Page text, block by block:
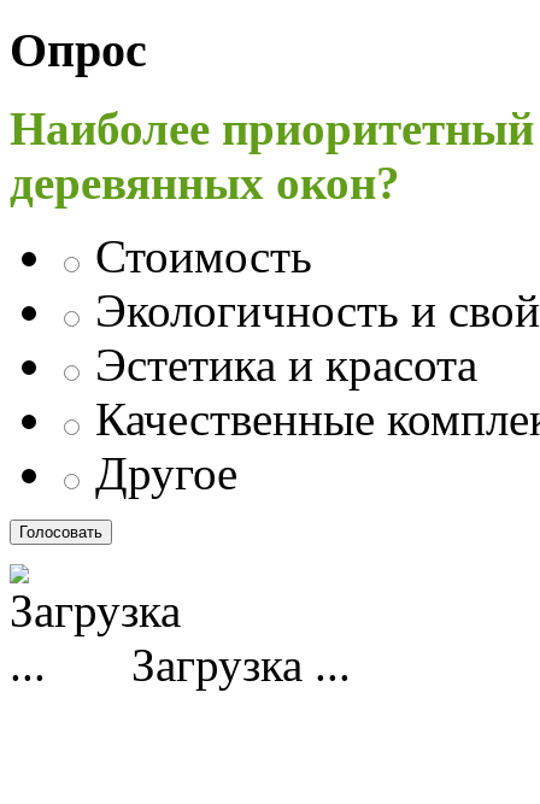
Опрос
Наиболее
деревянных окон?
Стоимость
Экологичность и
Эстетика и красота
Качественные
Другое
Загрузка ...